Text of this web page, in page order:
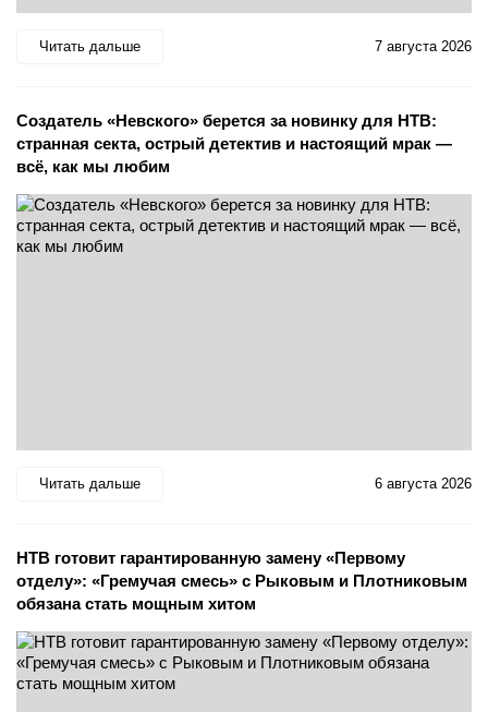
Читать дальше 7 августа 2026
Создатель «Невского» берется за новинку для НТВ:
странная секта, острый детектив и настоящий мрак —
всё, как мы любим
Читать дальше 6 августа 2026
НТВ готовит гарантированную замену «Первому
отделу»: «Гремучая смесь» с Рыковым и Плотниковым
обязана стать мощным хитом